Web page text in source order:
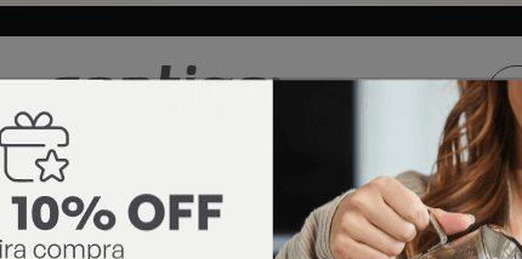
e Centro-
Loja oficialInvicta® no Brasil